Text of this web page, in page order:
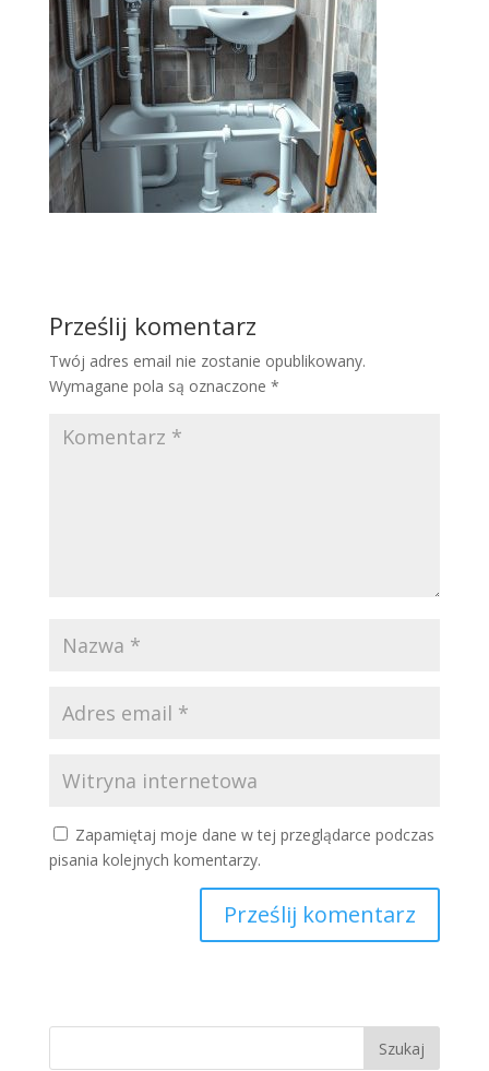
Prześlij komentarz
Twój adres email nie zostanie opublikowany.
Wymagane pola są oznaczone *
Zapamiętaj moje dane w tej przeglądarce podczas
pisania kolejnych komentarzy.